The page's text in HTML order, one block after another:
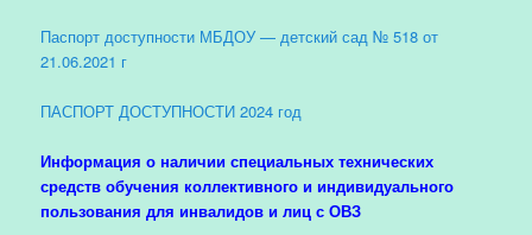
Паспорт доступности МБДОУ — детский сад № 518 от
21.06.2021 г
ПАСПОРТ ДОСТУПНОСТИ 2024 год
Информация о наличии специальных технических
средств обучения коллективного и индивидуального
пользования для инвалидов и лиц с ОВЗ